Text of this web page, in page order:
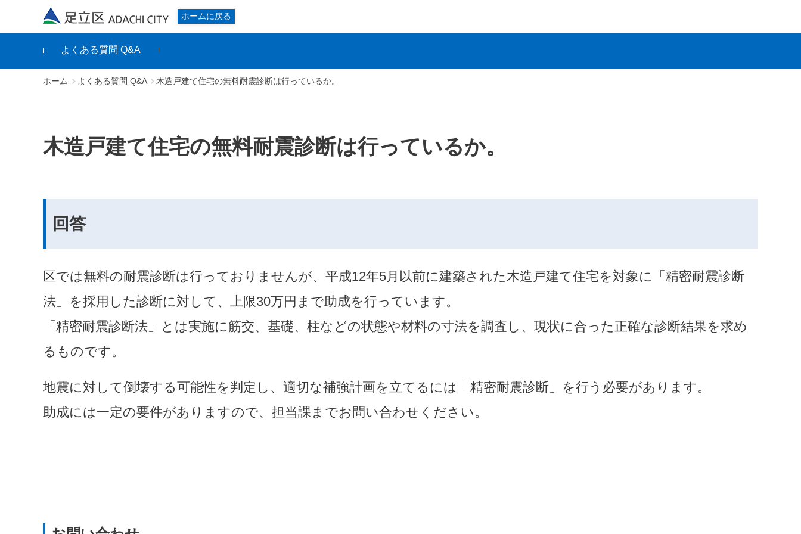
足立区
ホームに戻る
よくある質問 Q&A
ホーム よくある質問 Q&A 木造戸建て住宅の無料耐震診断は行っているか。
木造戸建て住宅の無料耐震診断は行っているか。
回答
区では無料の耐震診断は行っておりませんが、平成12年5月以前に建築された木造戸建て住宅を対象に「精密耐震診断
法」を採用した診断に対して、上限30万円まで助成を行っています。
「精密耐震診断法」とは実施に筋交、基礎、柱などの状態や材料の寸法を調査し、現状に合った正確な診断結果を求め
るものです。
地震に対して倒壊する可能性を判定し、適切な補強計画を立てるには「精密耐震診断」を行う必要があります。
助成には一定の要件がありますので、担当課までお問い合わせください。